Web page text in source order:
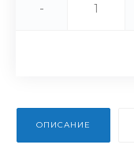
-
ОПИСАНИЕ